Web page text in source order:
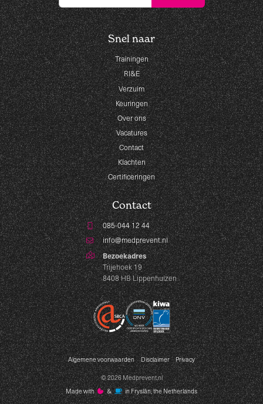
Snel naar
Trainingen
RI&E
Verzuim
Keuringen
Over ons
Vacatures
Contact
Klachten
Certificeringen
Contact
085-044 12 44
info@medprevent.nl
Bezoekadres
Trijehoek 19
8408 HB Lippenhuizen
Algemene voorwaarden Disclaimer Privacy
© 2026 Medprevent.nl
Made with
️& in Fryslân, the Netherlands